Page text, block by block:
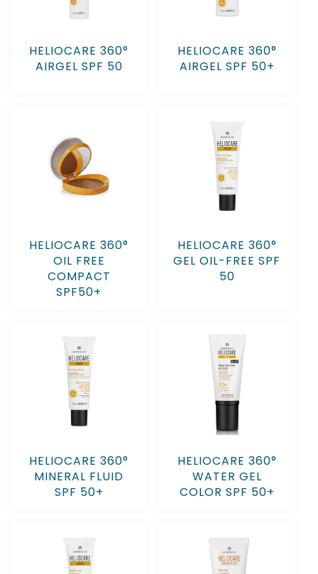
HELIOCARE 360°
AIRGEL SPF 50
HELIOCARE 360°
AIRGEL SPF 50+
HELIOCARE 360°
OIL FREE
COMPACT
SPF50+
HELIOCARE 360°
GEL OIL-FREE SPF
50
HELIOCARE 360°
MINERAL FLUID
SPF 50+
HELIOCARE 360°
WATER GEL
COLOR SPF 50+